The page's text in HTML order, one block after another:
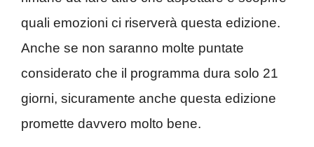
quali emozioni ci riserverà questa edizione.
Anche se non saranno molte puntate
considerato che il programma dura solo 21
giorni, sicuramente anche questa edizione
promette davvero molto bene.